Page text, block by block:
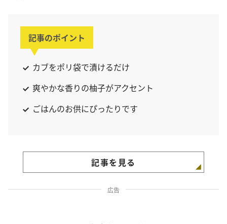
記事のポイント
カブをポリ袋で漬けるだけ
爽やかな香りの柚子がアクセント
ごはんのお供にぴったりです
記事を見る
広告